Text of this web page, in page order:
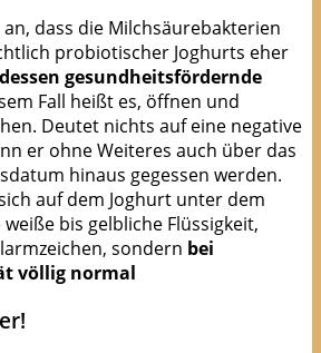
dass die Milchsäurebakterien
probiotischer Joghurts eher
gesundheitsfördernde
Fall heißt es, öffnen und
Deutet nichts auf eine negative
er ohne Weiteres auch über das
hinaus gegessen werden.
auf dem Joghurt unter dem
bis gelbliche Flüssigkeit,
sondern bei
völlig normal